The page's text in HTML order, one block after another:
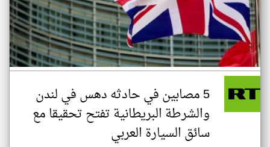
5 مصابين في حادثه دهس في لندن
والشرطة البريطانية تفتح تحقيقا مع
سائق السيارة العربي